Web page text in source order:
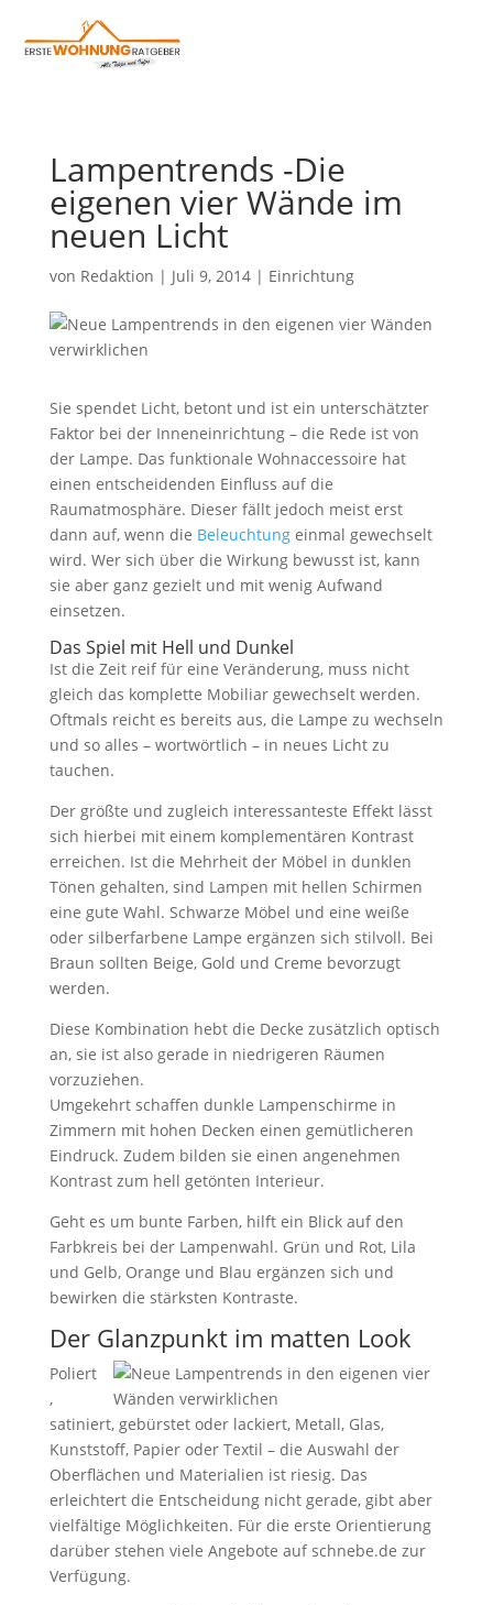
Lampentrends -Die
eigenen vier Wände im
neuen Licht
von Redaktion | Juli 9, 2014| Einrichtung
Sie spendet Licht, betont und ist ein unterschätzter
Faktor bei der Inneneinrichtung – die Rede ist von
der Lampe. Das funktionale Wohnaccessoire hat
einen entscheidenden Einfluss auf die
Raumatmosphäre. Dieser fällt jedoch meist erst
dann auf, wenn die Beleuchtungeinmal gewechselt
wird. Wer sich über die Wirkung bewusst ist, kann
sie aber ganz gezielt und mit wenig Aufwand
einsetzen.
Das Spiel mit Hell und Dunkel
Ist die Zeit reif für eine Veränderung, muss nicht
gleich das komplette Mobiliar gewechselt werden.
Oftmals reicht es bereits aus, die Lampe zu wechseln
und so alles – wortwörtlich – in neues Licht zu
tauchen.
Der größte und zugleich interessanteste Effekt lässt
sich hierbei mit einem komplementären Kontrast
erreichen. Ist die Mehrheit der Möbel in dunklen
Tönen gehalten, sind Lampen mit hellen Schirmen
eine gute Wahl. Schwarze Möbel und eine weiße
oder silberfarbene Lampe ergänzen sich stilvoll. Bei
Braun sollten Beige, Gold und Creme bevorzugt
werden.
Diese Kombination hebt die Decke zusätzlich optisch
an, sie ist also gerade in niedrigeren Räumen
vorzuziehen.
Umgekehrt schaffen dunkle Lampenschirme in
Zimmern mit hohen Decken einen gemütlicheren
Eindruck. Zudem bilden sie einen angenehmen
Kontrast zum hell getönten Interieur.
Geht es um bunte Farben, hilft ein Blick auf den
Farbkreis bei der Lampenwahl. Grün und Rot, Lila
und Gelb, Orange und Blau ergänzen sich und
bewirken die stärksten Kontraste.
Der Glanzpunkt im matten Look
Poliert
,
satiniert, gebürstet oder lackiert, Metall, Glas,
Kunststoff, Papier oder Textil – die Auswahl der
Oberflächen und Materialien ist riesig. Das
erleichtert die Entscheidung nicht gerade, gibt aber
vielfältige Möglichkeiten. Für die erste Orientierung
darüber stehen viele Angebote auf schnebe.de zur
Verfügung.